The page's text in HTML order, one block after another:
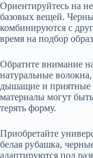
Ориентируйтесь на
базовых вещей.
комбинируются с
время на подбор
Обратите внимание
натуральные
дышащие и приятные
материалы могут
терять форму.
Приобретайте
белая рубашка,
адаптируются под